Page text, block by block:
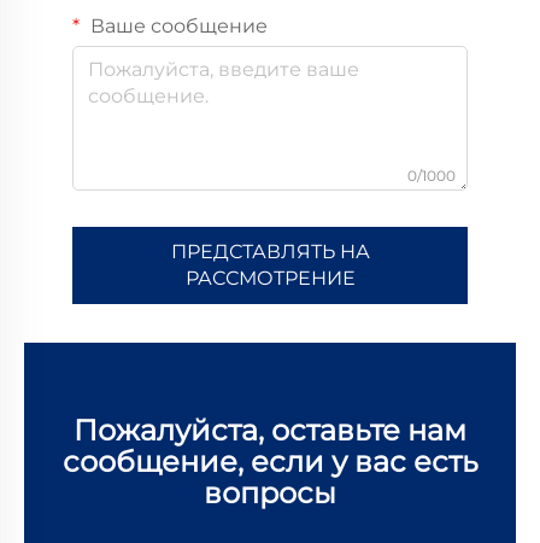
Ваше сообщение
0/1000
ПРЕДСТАВЛЯТЬ НА
РАССМОТРЕНИЕ
Пожалуйста, оставьте нам
сообщение, если у вас есть
вопросы